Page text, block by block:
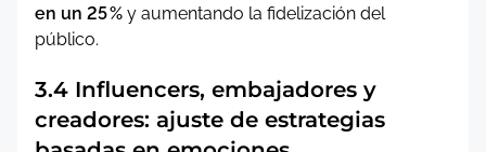
en un 25 % y aumentando la fidelización del
público.
3.4 Influencers, embajadores y
creadores: ajuste de estrategias